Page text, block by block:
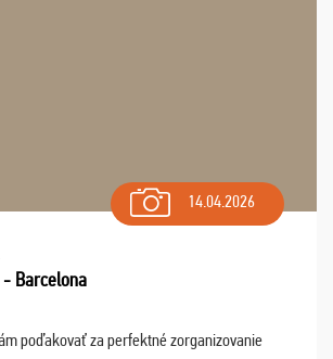
14.04.2026
Barcelona
poďakovať za perfektné zorganizovanie